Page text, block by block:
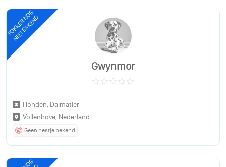
FOKKER NOG
NIET ERKEND
Gwynmor
Honden, Dalmatiër
Vollenhove, Nederland
Geen nestje bekend